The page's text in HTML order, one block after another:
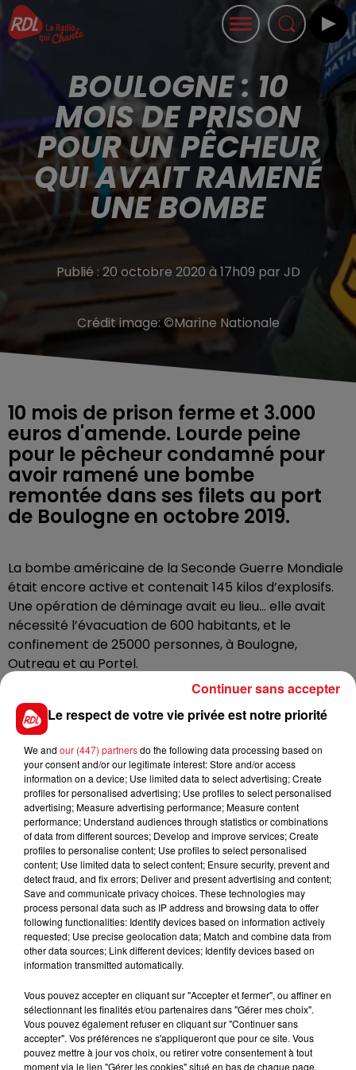
BOULOGNE : 10
MOIS DE PRISON
POUR UN PÊCHEUR
QUI AVAIT RAMENÉ
UNE BOMBE
Publié : 20 octobre 2020 à 17h09 par JD
Crédit image:©Marine Nationale
10 mois de prison ferme et 3.000
euros d'amende. Lourde peine
pour le pêcheur condamné pour
avoir ramené une bombe
remontée dans ses filets au port
de Boulogne en octobre 2019.
La bombe américaine de la Seconde Guerre Mondiale
était encore active et contenait 145 kilos d’explosifs.
Une opération de déminage avait eu lieu… elle avait
nécessité l’évacuation de 600 habitants, et le
confinement de 25000 personnes, à Boulogne,
Outreau et au Portel.
FIL D'ACTUS
15 juillet 2026
BÉTHUNE: ENQUÊTE POUR HOMICIDE
VOLONTAIRE EN COURS, APRÈS LA...
à des prostituées
Le respect de votre vie privée est notre priorité
We and our (447) partnersdo the following data processing based on
your consent and/or our legitimate interest: Store and/or access
information on a device; Use limited data to select advertising; Create
profiles for personalised advertising; Use profiles to select personalised
advertising; Measure advertising performance; Measure content
performance; Understand audiences through statistics or combinations
of data from different sources; Develop and improve services; Create
profiles to personalise content; Use profiles to select personalised
content; Use limited data to select content; Ensure security, prevent and
detect fraud, and fix errors; Deliver and present advertising and content;
Save and communicate privacy choices. These technologies may
process personal data such as IP address and browsing data to offer
following functionalities: Identify devices based on information actively
requested; Use precise geolocation data; Match and combine data from
other data sources; Link different devices; Identify devices based on
information transmitted automatically.
Vous pouvez accepter en cliquant sur "Accepter et fermer", ou affiner en
sélectionnant les finalités et/ou partenaires dans "Gérer mes choix".
Vous pouvez également refuser en cliquant sur "Continuer sans
accepter". Vos préférences ne s'appliqueront que pour ce site. Vous
pouvez mettre à jour vos choix, ou retirer votre consentement à tout
moment via le lien "Gérer les cookies" situé en bas de chaque page.
Continuer sans accepter